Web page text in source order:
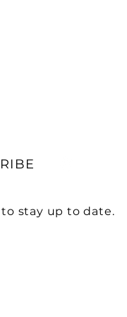
stay up to date.